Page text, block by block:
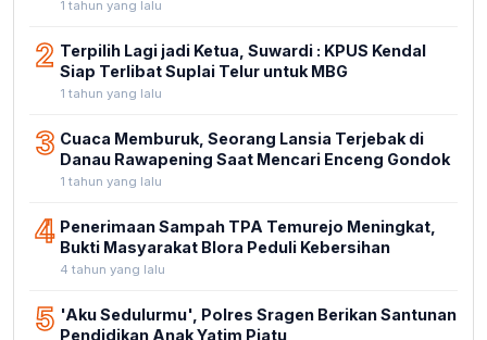
1 tahun yang lalu
2 Terpilih Lagi jadi Ketua, Suwardi : KPUS Kendal
Siap Terlibat Suplai Telur untuk MBG
1 tahun yang lalu
3 Cuaca Memburuk, Seorang Lansia Terjebak di
Danau Rawapening Saat Mencari Enceng Gondok
1 tahun yang lalu
4 Penerimaan Sampah TPA Temurejo Meningkat,
Bukti Masyarakat Blora Peduli Kebersihan
4 tahun yang lalu
5 'Aku Sedulurmu', Polres Sragen Berikan Santunan
Pendidikan Anak Yatim Piatu